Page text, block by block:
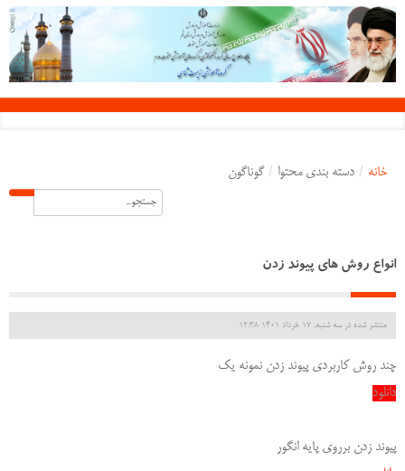
خانه / دسته بندی محتوا / گوناگون
انواع روش های پیوند زدن
منتشر شده در سه شنبه, 17 خرداد 1401 12:38
چند روش کاربردی پیوند زدن نمونه یک
دانلود
پیوند زدن برروی پایه انگور